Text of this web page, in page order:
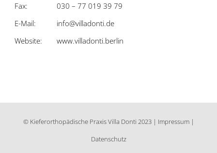
Fax:
E-Mail:
Website:
030 – 77 019 39 79
info@villadonti.de
www.villadonti.berlin
© Kieferorthopädische Praxis Villa Donti 2023 | Impressum|
Datenschutz